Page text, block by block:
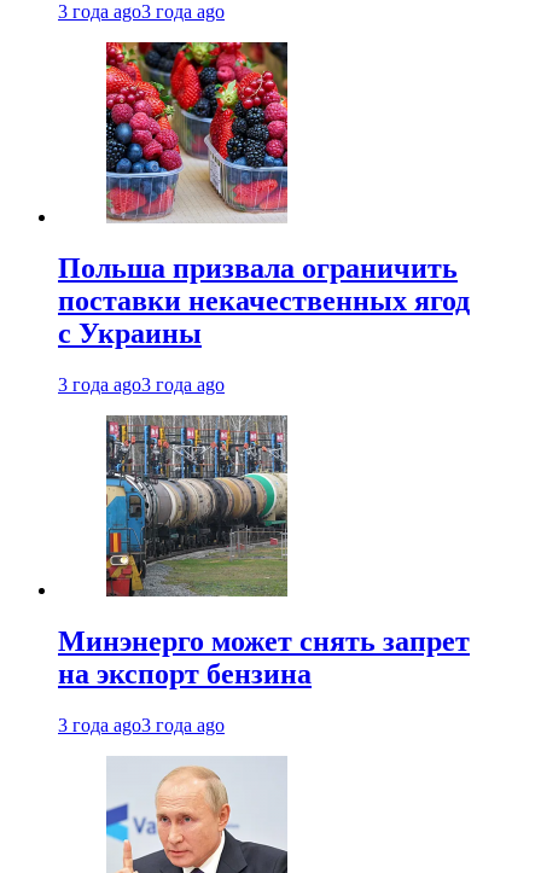
3 года ago3 года ago
Польша призвала ограничить
поставки некачественных ягод
с Украины
3 года ago3 года ago
Минэнерго может снять запрет
на экспорт бензина
3 года ago3 года ago